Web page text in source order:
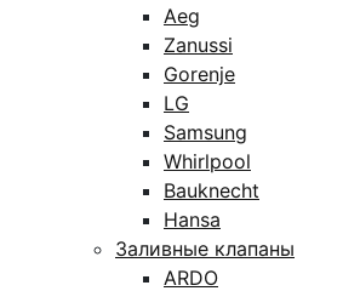
Aeg
Zanussi
Gorenje
LG
Samsung
Whirlpool
Bauknecht
Hansa
Заливные клапаны
ARDO